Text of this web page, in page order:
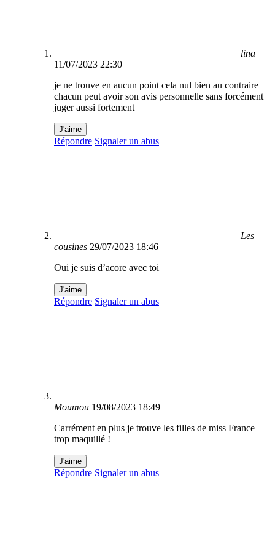
lina
11/07/2023 22:30
je ne trouve en aucun point cela nul bien au contraire
chacun peut avoir son avis personnelle sans forcément
juger aussi fortement
J'aime
Répondre Signaler un abus
Les
cousines 29/07/2023 18:46
Oui je suis d’acore avec toi
J'aime
Répondre Signaler un abus
Moumou 19/08/2023 18:49
Carrément en plus je trouve les filles de miss France
trop maquillé !
J'aime
Répondre Signaler un abus